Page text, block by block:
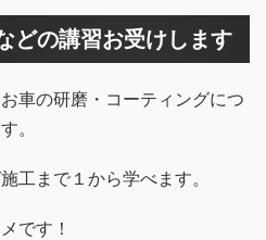
どの講習お受けします
車の研磨・コーティングにつ
。
工まで１から学べます。
です！